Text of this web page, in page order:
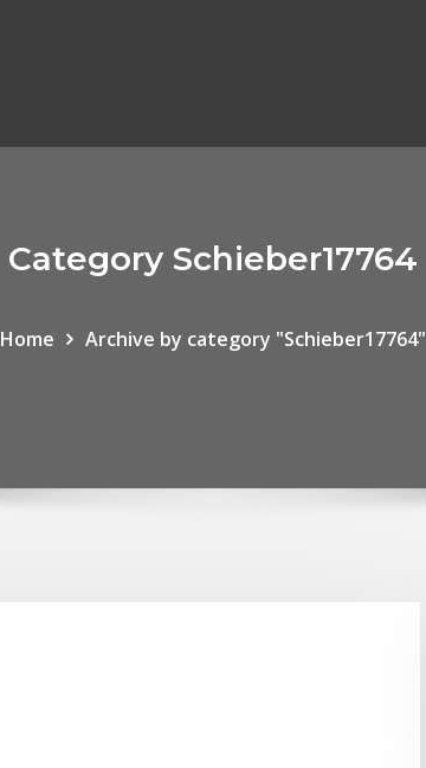
Category Schieber17764
Home Archive by category "Schieber17764"